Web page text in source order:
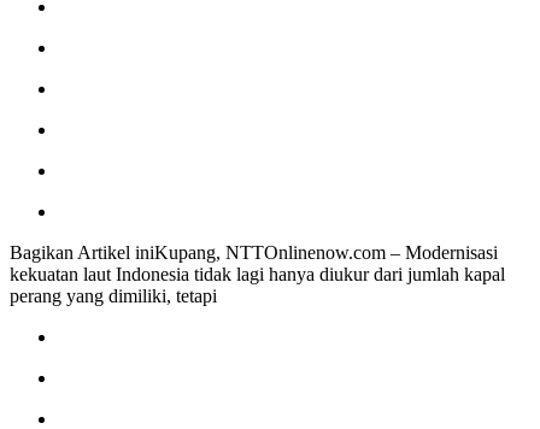
Bagikan Artikel iniKupang, NTTOnlinenow.com – Modernisasi
kekuatan laut Indonesia tidak lagi hanya diukur dari jumlah kapal
perang yang dimiliki, tetapi